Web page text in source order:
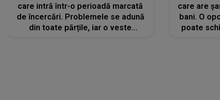
care intră într-o perioadă marcată
de încercări. Problemele se adună
din toate părțile, iar o veste
care are
bani. O
poate